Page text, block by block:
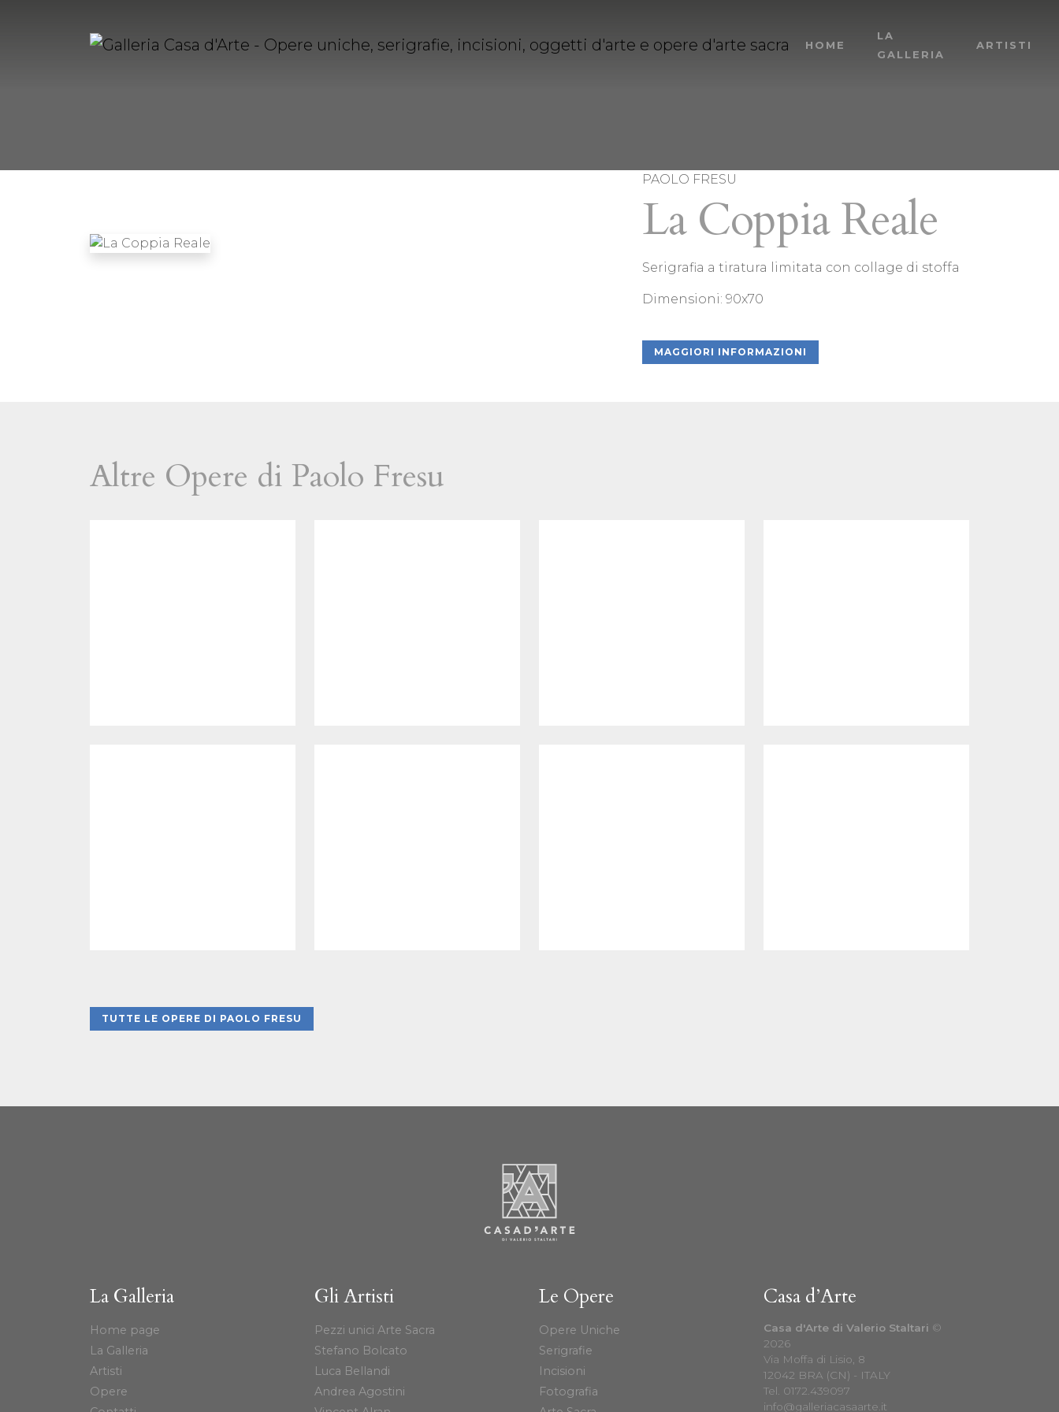
HOME
LA
GALLERIA
ARTISTI
PAOLO FRESU
La Coppia Reale
Serigrafia a tiratura limitata con collage di stoffa
Dimensioni: 90x70
MAGGIORI INFORMAZIONI
Altre Opere di Paolo Fresu
TUTTE LE OPERE DI PAOLO FRESU
La Galleria
Home page
La Galleria
Artisti
Opere
Gli Artisti
Pezzi unici Arte Sacra
Stefano Bolcato
Luca Bellandi
Andrea Agostini
Le Opere
Opere Uniche
Serigrafie
Incisioni
Fotografia
Casa d’Arte
Casa d'Arte di Valerio Staltari ©
2026
Via Moffa di Lisio, 8
12042 BRA (CN) - ITALY
Tel. 0172.439097
info@galleriacasaarte.it